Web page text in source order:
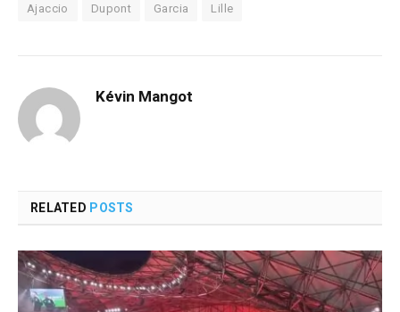
Ajaccio Dupont Garcia Lille
Kévin Mangot
RELATED POSTS